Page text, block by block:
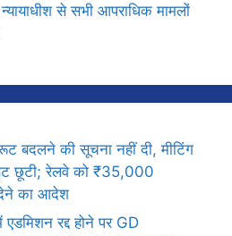
न्यायाधीश से सभी आपराधिक मामलों
बदलने की सूचना नहीं दी, मीटिंग
छूटी; रेलवे को ₹35,000
का आदेश
रद्द होने पर GD